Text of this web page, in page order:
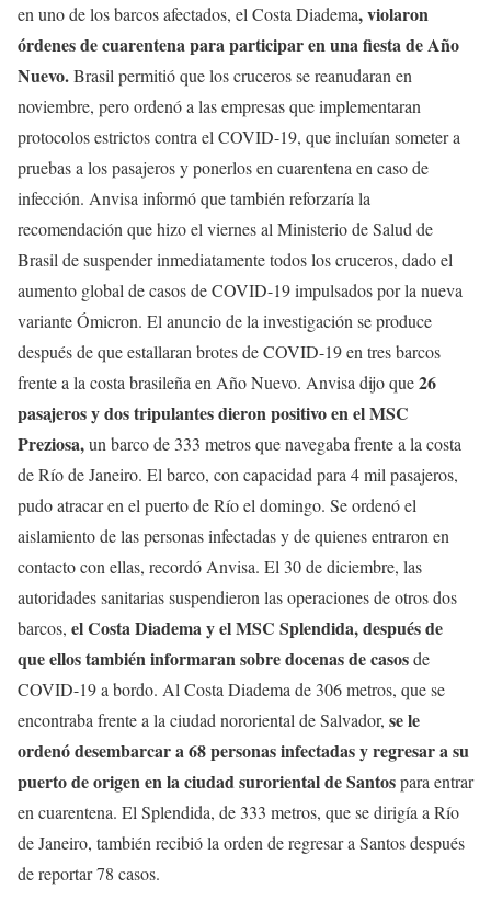
en uno de los barcos afectados, el Costa Diadema, violaron
órdenes de cuarentena para participar en una fiesta de Año
Nuevo.Brasil permitió que los cruceros se reanudaran en
noviembre, pero ordenó a las empresas que implementaran
protocolos estrictos contra el COVID-19, que incluían someter a
pruebas a los pasajeros y ponerlos en cuarentena en caso de
infección. Anvisa informó que también reforzaría la
recomendación que hizo el viernes al Ministerio de Salud de
Brasil de suspender inmediatamente todos los cruceros, dado el
aumento global de casos de COVID-19 impulsados por la nueva
variante Ómicron. El anuncio de la investigación se produce
después de que estallaran brotes de COVID-19 en tres barcos
frente a la costa brasileña en Año Nuevo. Anvisa dijo que26
pasajeros y dos tripulantes dieron positivo en el MSC
Preziosa,un barco de 333 metros que navegaba frente a la costa
de Río de Janeiro. El barco, con capacidad para 4 mil pasajeros,
pudo atracar en el puerto de Río el domingo. Se ordenó el
aislamiento de las personas infectadas y de quienes entraron en
contacto con ellas, recordó Anvisa. El 30 de diciembre, las
autoridades sanitarias suspendieron las operaciones de otros dos
barcos, el Costa Diadema y el MSC Splendida, después de
que ellos también informaran sobre docenas de casosde
COVID-19 a bordo. Al Costa Diadema de 306 metros, que se
encontraba frente a la ciudad nororiental de Salvador, se le
ordenó desembarcar a 68 personas infectadas y regresar a su
puerto de origen en la ciudad suroriental de Santospara entrar
en cuarentena. El Splendida, de 333 metros, que se dirigía a Río
de Janeiro, también recibió la orden de regresar a Santos después
de reportar 78 casos.